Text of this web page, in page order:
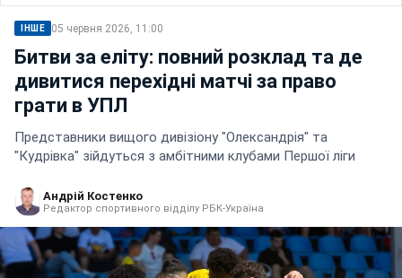
ІНШЕ 05 червня 2026, 11:00
Битви за еліту: повний розклад та де
дивитися перехідні матчі за право
грати в УПЛ
Представники вищого дивізіону "Олександрія" та
"Кудрівка" зійдуться з амбітними клубами Першої ліги
Андрій Костенко
Редактор спортивного відділу РБК-Україна